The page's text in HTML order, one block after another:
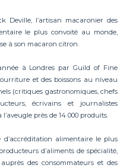
Deville, l’artisan macaronier des
le plus convoité au monde,
à son macaron citron.
à Londres par Guild of Fine
et des boissons au niveau
(critiques gastronomiques, chefs
écrivains et journalistes
près de 14 000 produits.
alimentaire le plus
d’aliments de spécialité,
des consommateurs et des